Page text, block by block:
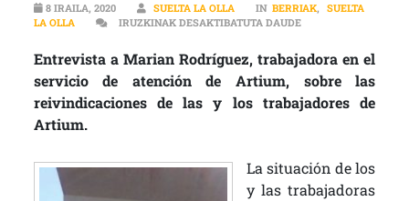
8 IRAILA, 2020 SUELTA LA OLLA IN BERRIAK, SUELTA
LA OLLA
IRUZKINAK DESAKTIBATUTA DAUDE“LLEVAMOS AÑOS
Entrevista a Marian Rodríguez, trabajadora en el
servicio de atención de Artium, sobre las
reivindicaciones de las y los trabajadores de
Artium.
La situación de los
y las trabajadoras